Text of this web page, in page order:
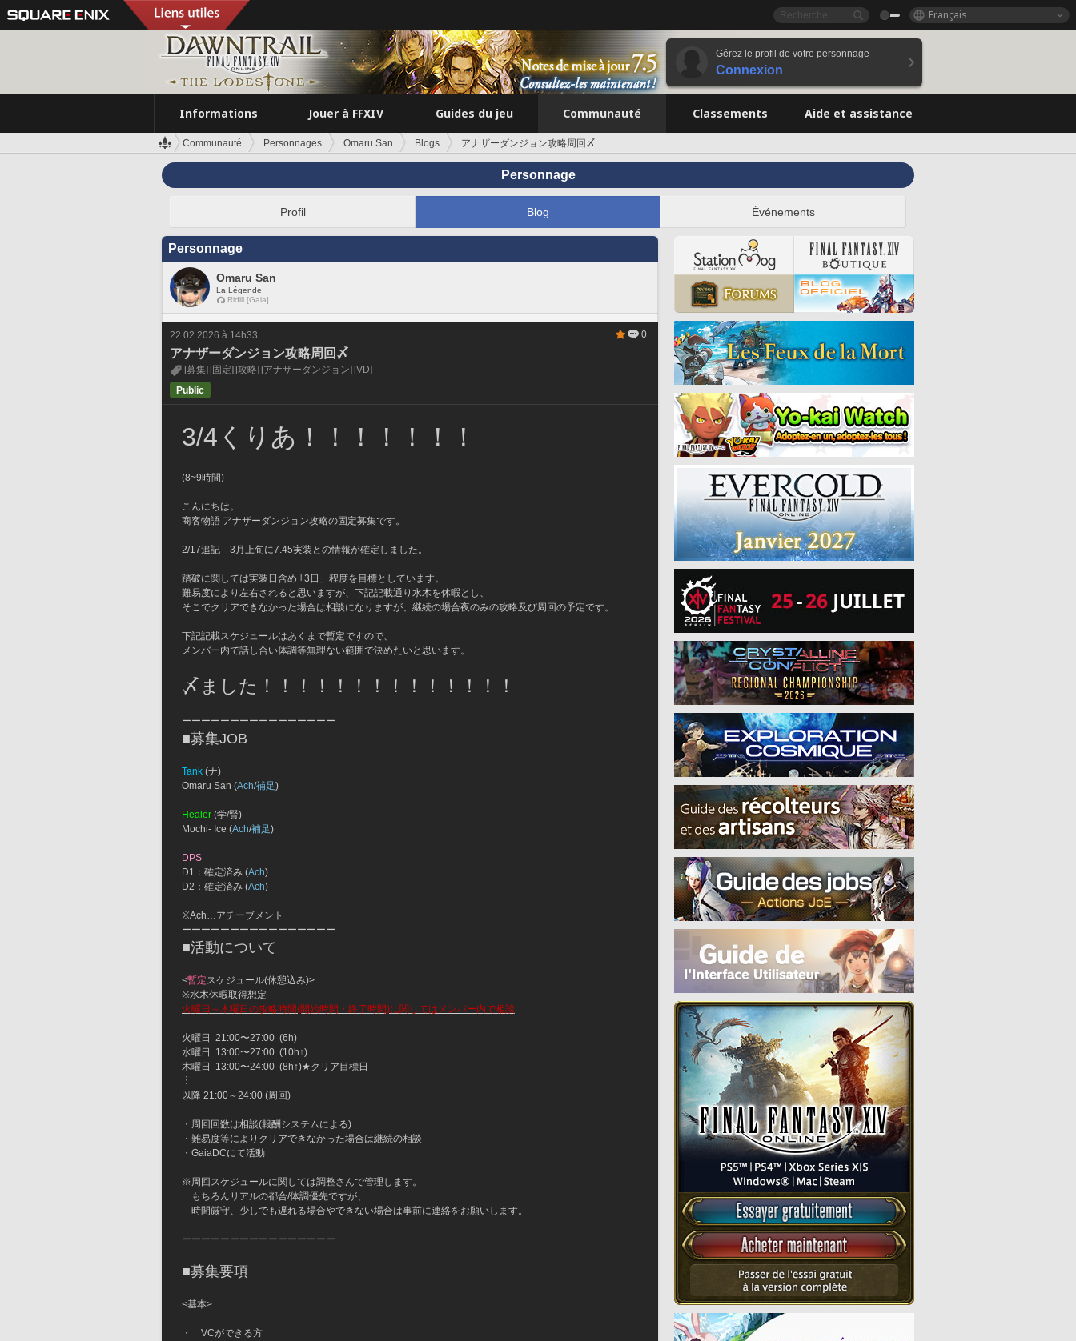
Français
Gérez le profil de votre personnage
Connexion
Informations Jouer à FFXIV Guides du jeu Communauté Classements Aide et assistance
Communauté Personnages Omaru San Blogs アナザーダンジョン攻略周回〆
Personnage
Profil Blog Événements
Personnage
Omaru San
La Légende
Ridill [Gaia]
22.02.2026 à 14h33 0
アナザーダンジョン攻略周回〆
[募集] [固定] [攻略] [アナザーダンジョン] [VD]
Public
3/4くりあ！！！！！！！
(8~9時間)
こんにちは。
商客物語 アナザーダンジョン攻略の固定募集です。
2/17追記　3月上旬に7.45実装との情報が確定しました。
踏破に関しては実装日含め ｢3日」程度を目標としています。
難易度により左右されると思いますが、下記記載通り水木を休暇とし、
そこでクリアできなかった場合は相談になりますが、継続の場合夜のみの攻略及び周回の予定です。
下記記載スケジュールはあくまで暫定ですので、
メンバー内で話し合い体調等無理ない範囲で決めたいと思います。
〆ました！！！！！！！！！！！！！！
ーーーーーーーーーーーーーーーー
■募集JOB
Tank (ナ)
Omaru San (Ach/補足)
Healer (学/賢)
Mochi- Ice (Ach/補足)
DPS
D1：確定済み (Ach)
D2：確定済み (Ach)
※Ach…アチーブメント
ーーーーーーーーーーーーーーーー
■活動について
<暫定スケジュール(休憩込み)>
※水木休暇取得想定
火曜日～木曜日の攻略時間(開始時間・終了時間)に関してはメンバー内で相談
火曜日  21:00〜27:00  (6h)
水曜日  13:00〜27:00  (10h↑)
木曜日  13:00〜24:00  (8h↑)★クリア目標日
︙
以降 21:00～24:00 (周回)
・周回回数は相談(報酬システムによる)
・難易度等によりクリアできなかった場合は継続の相談
・GaiaDCにて活動
※周回スケジュールに関しては調整さんで管理します。
もちろんリアルの都合/体調優先ですが、
時間厳守、少しでも遅れる場合やできない場合は事前に連絡をお願いします。
ーーーーーーーーーーーーーーーー
■募集要項
<基本>
・　VCができる方